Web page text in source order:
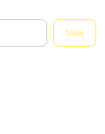
Szukaj